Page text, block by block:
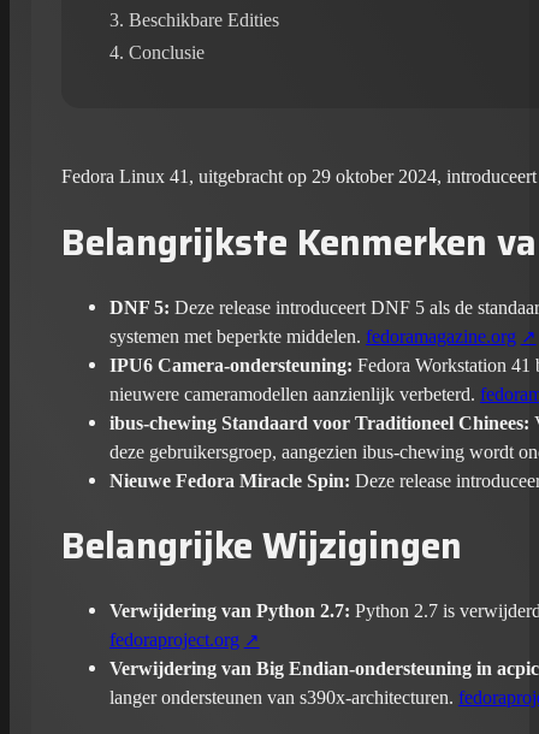
Beschikbare Edities
Conclusie
Fedora Linux 41, uitgebracht op 29 oktober 2024,
Belangrijkste Kenmerken
DNF 5: Deze release introduceert DNF 5 als de
systemen met beperkte middelen. fedoramagazine.org
IPU6 Camera-ondersteuning: Fedora Workstation 41
nieuwere cameramodellen aanzienlijk verbeterd.
ibus-chewing Standaard voor Traditioneel Chinees:
deze gebruikersgroep, aangezien ibus-chewing wordt
Nieuwe Fedora Miracle Spin: Deze release
Belangrijke Wijzigingen
Verwijdering van Python 2.7: Python 2.7 is
fedoraproject.org
Verwijdering van Big Endian-ondersteuning in
langer ondersteunen van s390x-architecturen.